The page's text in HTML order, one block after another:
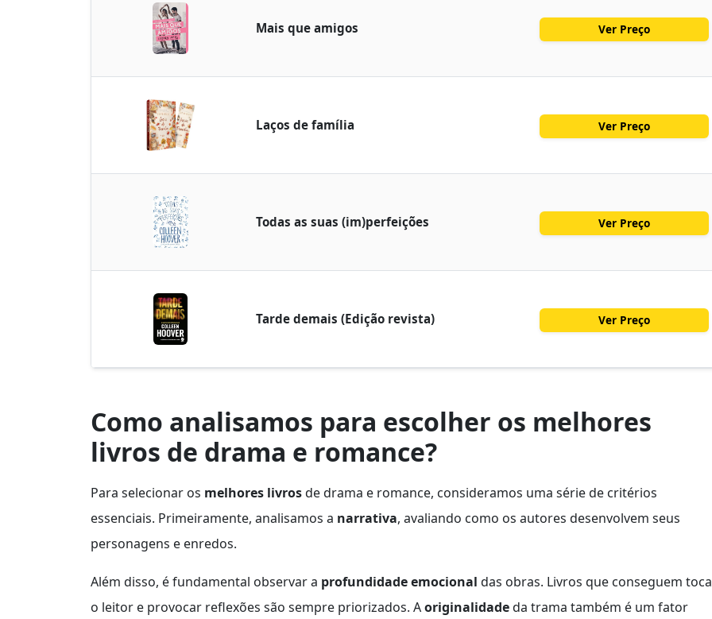
Mais que amigos Ver Preço
Laços de família Ver Preço
Todas as suas (im)perfeições Ver Preço
Tarde demais (Edição revista) Ver Preço
Como analisamos para escolher os melhores
livros de drama e romance?
Para selecionar os melhores livrosde drama e romance, consideramos uma série de critérios
essenciais. Primeiramente, analisamos a narrativa, avaliando como os autores desenvolvem seus
personagens e enredos.
Além disso, é fundamental observar a profundidade emocional das obras. Livros que conseguem
o leitor e provocar reflexões são sempre priorizados. Aoriginalidadeda trama também é um fator